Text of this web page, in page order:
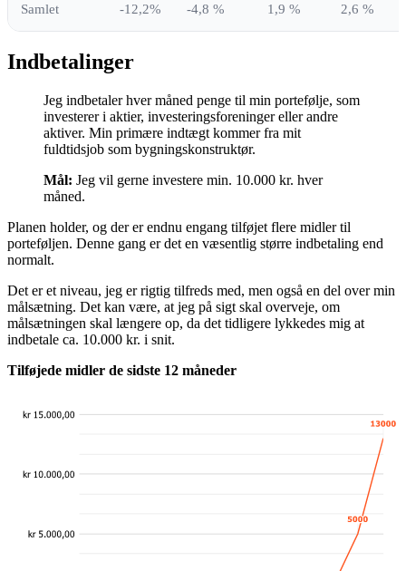
Samlet -12,2% -4,8 % 1,9 % 2,6 %
Indbetalinger
Jeg indbetaler hver måned penge til min portefølje, som
investerer i aktier, investeringsforeninger eller andre
aktiver. Min primære indtægt kommer fra mit
fuldtidsjob som bygningskonstruktør.
Mål: Jeg vil gerne investere min. 10.000 kr. hver
måned.
Planen holder, og der er endnu engang tilføjet flere midler til
porteføljen. Denne gang er det en væsentlig større indbetaling end
normalt.
Det er et niveau, jeg er rigtig tilfreds med, men også en del over min
målsætning. Det kan være, at jeg på sigt skal overveje, om
målsætningen skal længere op, da det tidligere lykkedes mig at
indbetale ca. 10.000 kr. i snit.
Tilføjede midler de sidste 12 måneder